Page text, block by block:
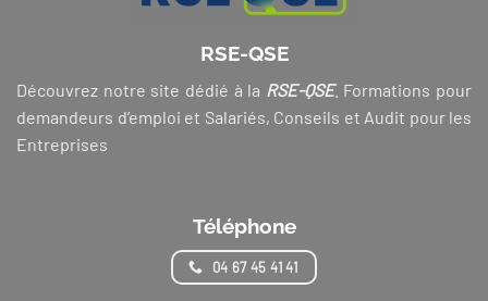
RSE-QSE
Découvrez notre site dédié à la RSE-QSE. Formations pour
demandeurs d’emploi et Salariés, Conseils et Audit pour les
Entreprises
Téléphone
04 67 45 41 41